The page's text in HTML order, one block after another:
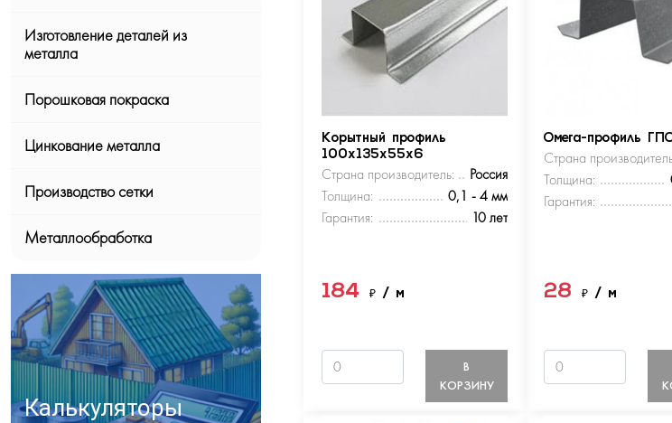
Изготовление деталей из
металла
Порошковая покраска
Цинкование металла
Производство сетки
Металлообработка
Калькуляторы
Корытный профиль
100х135х55х6
Страна производитель:
Россия
Толщина:
0,1 - 4 мм
Гарантия:
10 лет
184₽/ м
В
КОРЗИНУ
Омега-профиль
Страна
Толщина:
Гарантия:
28₽/ м